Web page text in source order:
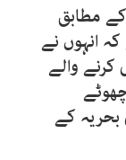
مطابق
کہ انہوں نے
کرنے والے
کے